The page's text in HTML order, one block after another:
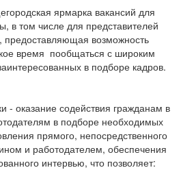
ярмарка вакансий для
в том числе для представителей
предоставляющая возможность
время пообщаться с широким
в подборе кадров.
- оказание содействия гражданам в
в подборе необходимых
прямого, непосредственного
и работодателем, обеспечения
интервью, что позволяет: